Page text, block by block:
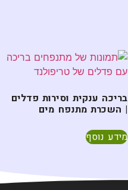
בריכה ענקית וסירות פדלים
| השכרת מתנפח מים
מידע נוסף